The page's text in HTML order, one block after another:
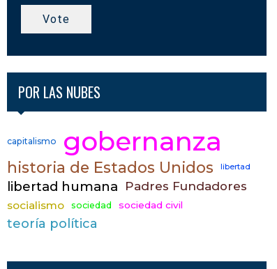
Vote
POR LAS NUBES
capitalismo gobernanza
historia de Estados Unidos libertad
libertad humana Padres Fundadores
socialismo sociedad sociedad civil
teoría política